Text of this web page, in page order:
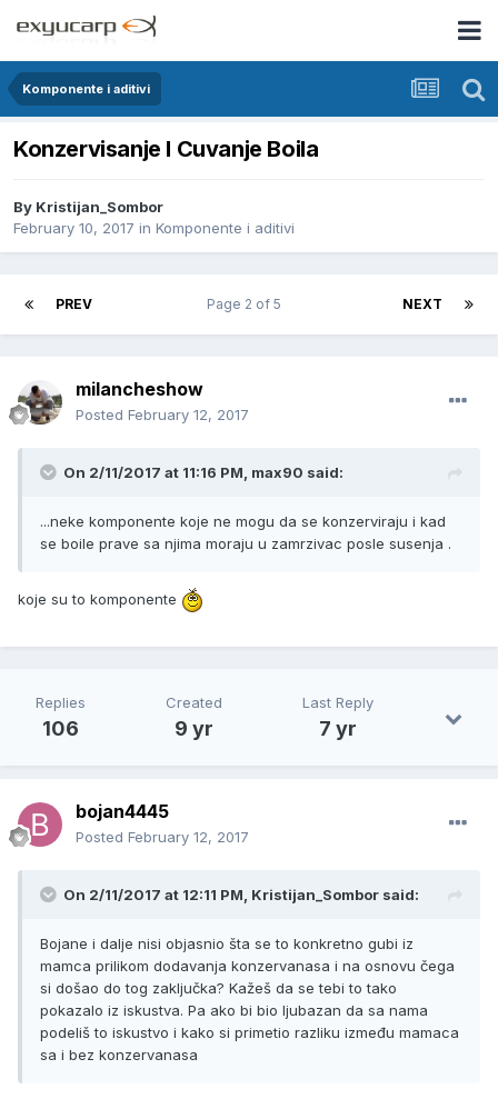
Komponente i aditivi
Konzervisanje I Cuvanje Boila
By Kristijan_Sombor
February 10, 2017 in Komponente i aditivi
PREV NEXT
Page 2 of 5
milancheshow
Posted February 12, 2017
On 2/11/2017 at 11:16 PM, max90 said:
...neke komponente koje ne mogu da se konzerviraju i kad
se boile prave sa njima moraju u zamrzivac posle susenja .
koje su to komponente
Replies
106
Created
9 yr
Last Reply
7 yr
bojan4445
Posted February 12, 2017
On 2/11/2017 at 12:11 PM, Kristijan_Sombor said:
Bojane i dalje nisi objasnio šta se to konkretno gubi iz
mamca prilikom dodavanja konzervanasa i na osnovu čega
si došao do tog zaključka? Kažeš da se tebi to tako
pokazalo iz iskustva. Pa ako bi bio ljubazan da sa nama
podeliš to iskustvo i kako si primetio razliku između mamaca
sa i bez konzervanasa